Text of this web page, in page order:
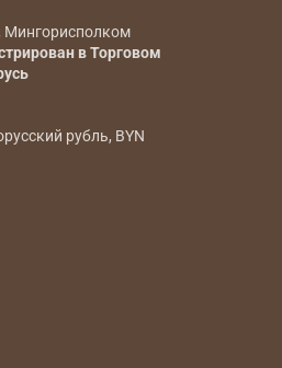
Мингорисполком
в Торговом
рубль, BYN